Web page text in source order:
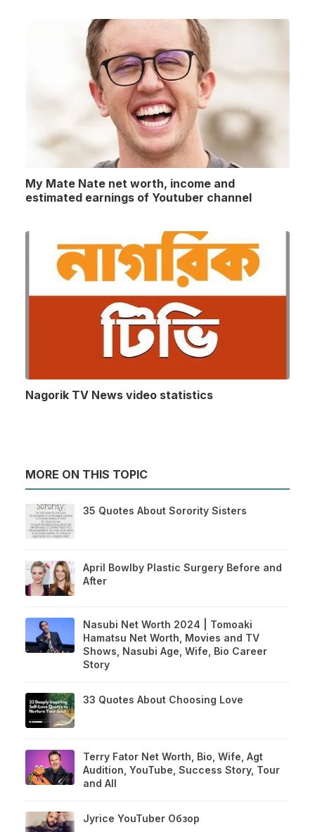
My Mate Nate net worth, income and
estimated earnings of Youtuber channel
Nagorik TV News video statistics
MORE ON THIS TOPIC
35 Quotes About Sorority Sisters
April Bowlby Plastic Surgery Before and
After
Nasubi Net Worth 2024 | Tomoaki
Hamatsu Net Worth, Movies and TV
Shows, Nasubi Age, Wife, Bio Career
Story
33 Quotes About Choosing Love
Terry Fator Net Worth, Bio, Wife, Agt
Audition, YouTube, Success Story, Tour
and All
Jyrice YouTuber Обзор